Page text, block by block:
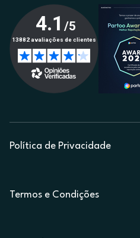
Política de Privacidade
Termos e Condições